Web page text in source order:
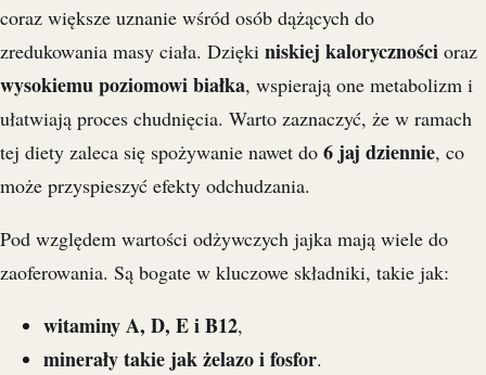
coraz większe uznanie wśród osób dążących do
zredukowania masy ciała. Dzięki niskiej kaloryczności oraz
wysokiemu poziomowi białka, wspierają one metabolizm i
ułatwiają proces chudnięcia. Warto zaznaczyć, że w ramach
tej diety zaleca się spożywanie nawet do 6 jaj dziennie, co
może przyspieszyć efekty odchudzania.
Pod względem wartości odżywczych jajka mają wiele do
zaoferowania. Są bogate w kluczowe składniki, takie jak:
witaminy A, D, E i B12,
minerały takie jak żelazo i fosfor.